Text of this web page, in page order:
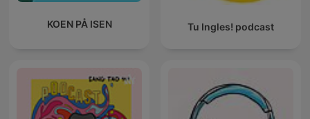
KOEN PÅ ISEN Tu Ingles! podcast